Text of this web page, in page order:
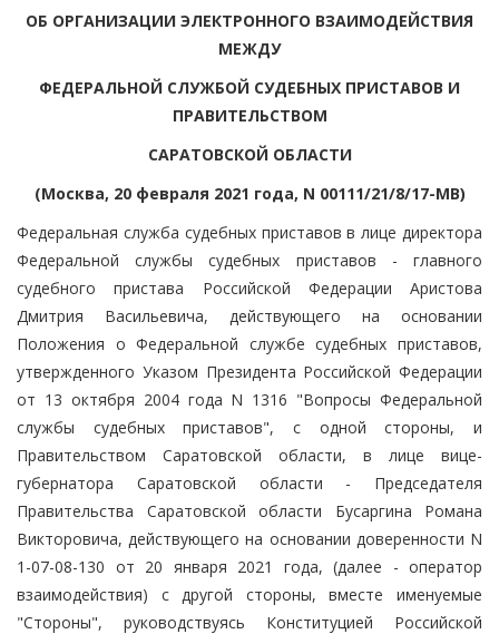
ОБ ОРГАНИЗАЦИИ ЭЛЕКТРОННОГО ВЗАИМОДЕЙСТВИЯ
МЕЖДУ
ФЕДЕРАЛЬНОЙ СЛУЖБОЙ СУДЕБНЫХ ПРИСТАВОВ И
ПРАВИТЕЛЬСТВОМ
САРАТОВСКОЙ ОБЛАСТИ
(Москва, 20 февраля 2021 года, N 00111/21/8/17-МВ)
Федеральная служба судебных приставов в лице директора
Федеральной службы судебных приставов - главного
судебного пристава Российской Федерации Аристова
Дмитрия Васильевича, действующего на основании
Положения о Федеральной службе судебных приставов,
утвержденного Указом Президента Российской Федерации
от 13 октября 2004 года N 1316 "Вопросы Федеральной
службы судебных приставов", с одной стороны, и
Правительством Саратовской области, в лице вице-
губернатора Саратовской области - Председателя
Правительства Саратовской области Бусаргина Романа
Викторовича, действующего на основании доверенности N
1-07-08-130 от 20 января 2021 года, (далее - оператор
взаимодействия) с другой стороны, вместе именуемые
"Стороны", руководствуясь Конституцией Российской